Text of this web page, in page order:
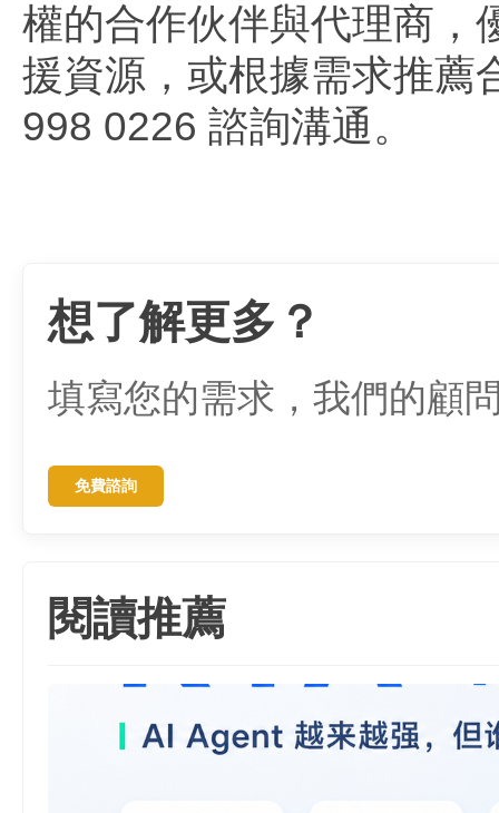
權的合作伙伴與代理商，
援資源，或根據需求推薦
998 0226 諮詢溝通。
想了解更多？
填寫您的需求，我們的顧
免費諮詢
閱讀推薦